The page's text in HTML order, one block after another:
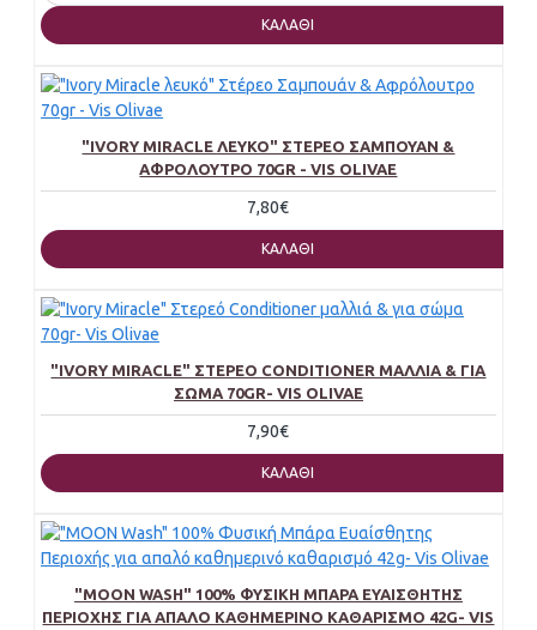
ΚΑΛΆΘΙ
"IVORY MIRACLE ΛΕΥΚΌ" ΣΤΈΡΕΟ ΣΑΜΠΟΥΆΝ &
ΑΦΡΌΛΟΥΤΡΟ 70GR - VIS OLIVAE
7,80€
ΚΑΛΆΘΙ
"IVORY MIRACLE" ΣΤΕΡΕΌ CONDITIONER ΜΑΛΛΙΆ & ΓΙΑ
ΣΏΜΑ 70GR- VIS OLIVAE
7,90€
ΚΑΛΆΘΙ
"MOON WASH" 100% ΦΥΣΙΚΉ ΜΠΆΡΑ ΕΥΑΊΣΘΗΤΗΣ
ΠΕΡΙΟΧΉΣ ΓΙΑ ΑΠΑΛΌ ΚΑΘΗΜΕΡΙΝΌ ΚΑΘΑΡΙΣΜΌ 42G- VIS